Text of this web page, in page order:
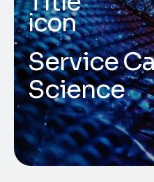
Service
Science